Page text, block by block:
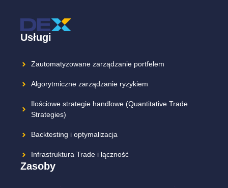
Usługi
Zautomatyzowane zarządzanie portfelem
Algorytmiczne zarządzanie ryzykiem
Ilościowe strategie handlowe (Quantitative Trade
Strategies)
Backtesting i optymalizacja
Infrastruktura Trade i łączność
Zasoby